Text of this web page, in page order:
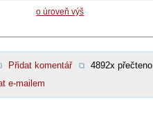
o úroveň výš
Přidat komentář 4892x přečteno
e-mailem